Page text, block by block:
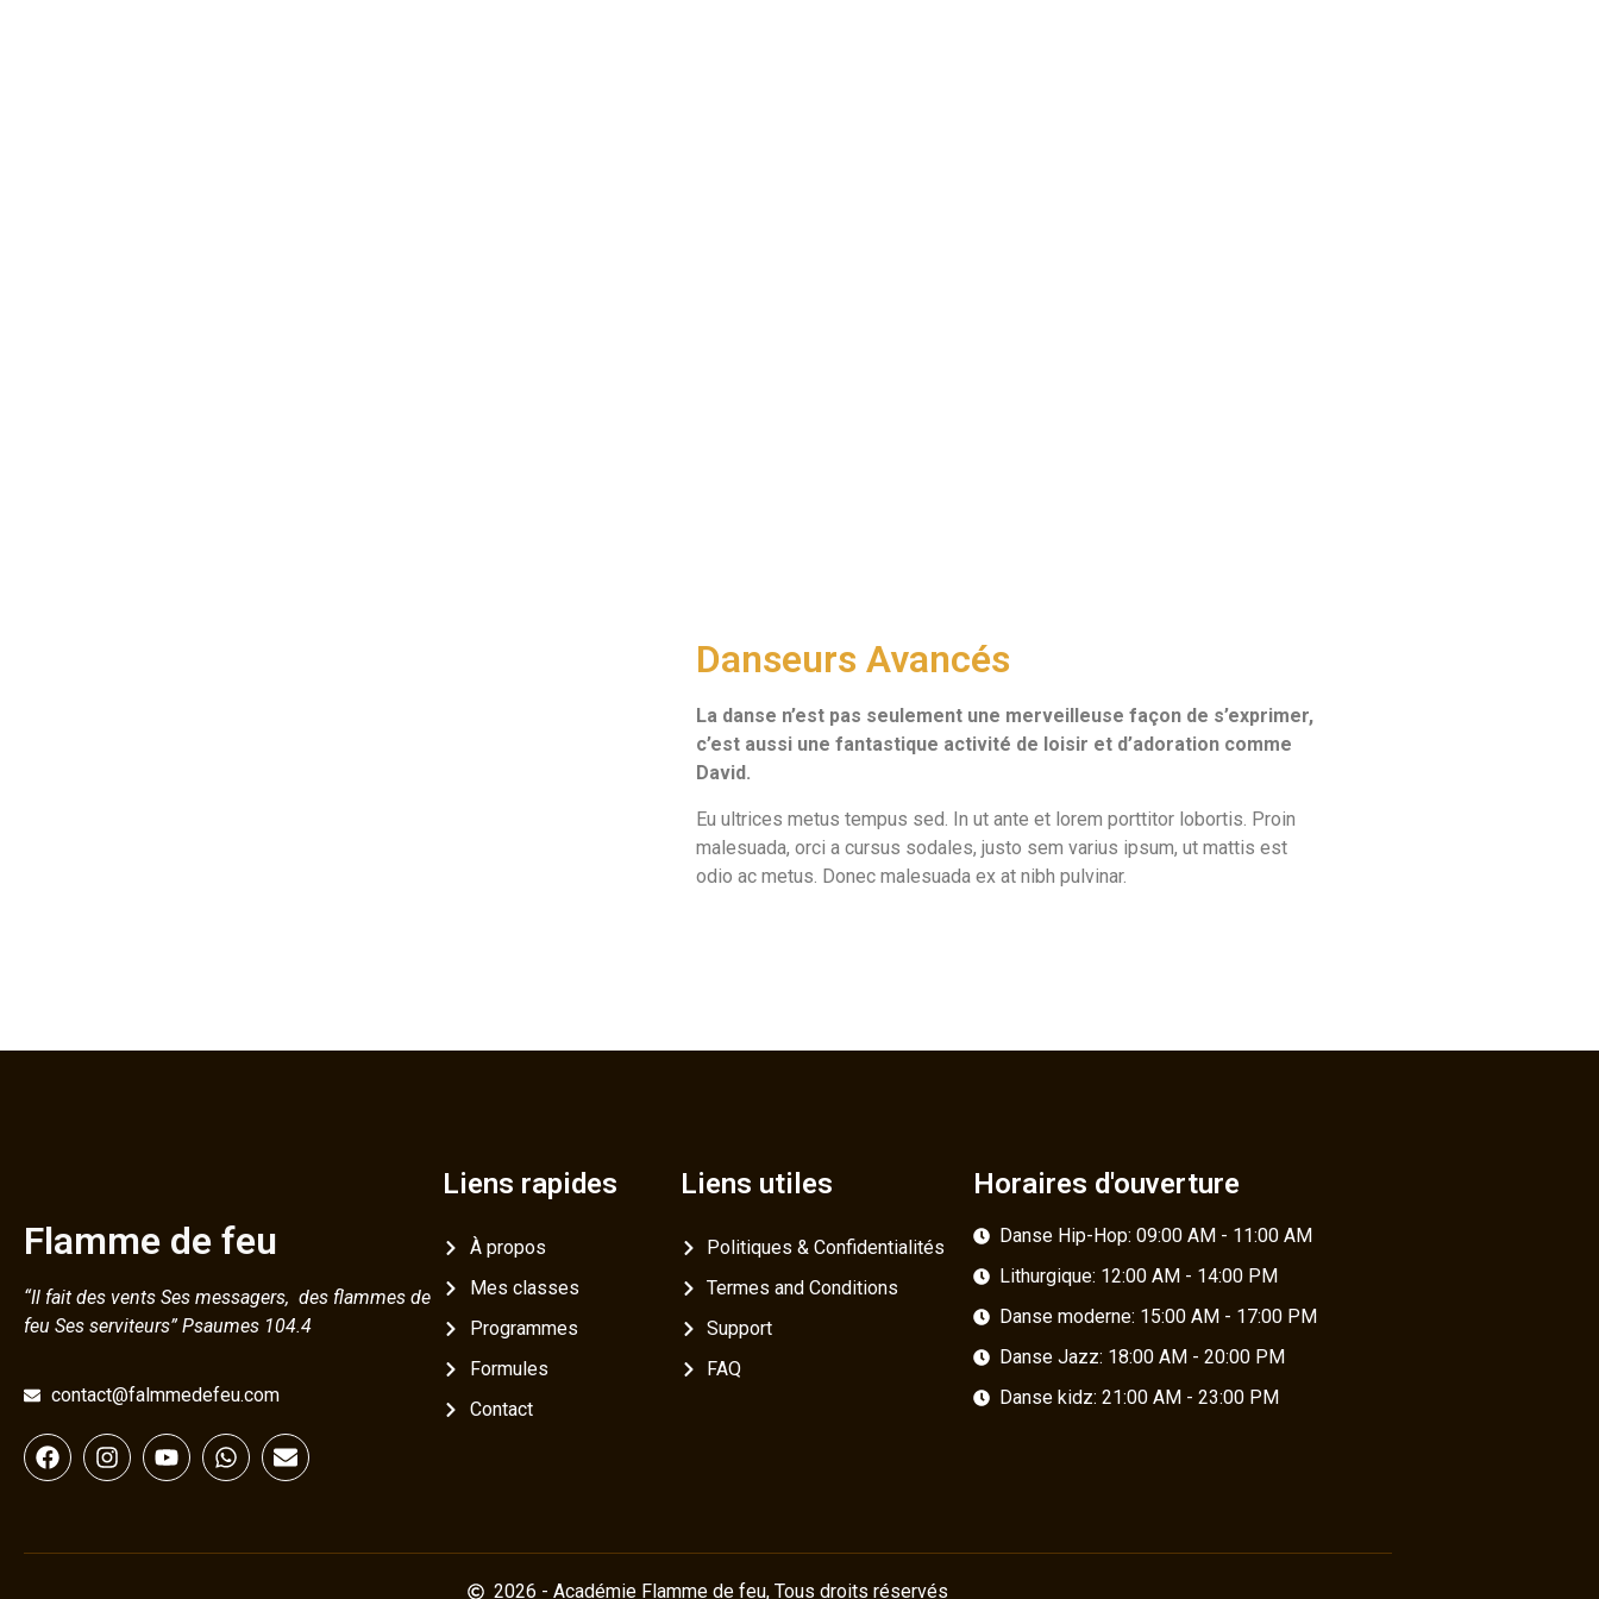
Danseurs Avancés
La danse n’est pas seulement une merveilleuse façon de s’exprimer,
c’est aussi une fantastique activité de loisir et d’adoration comme
David.
Eu ultrices metus tempus sed. In ut ante et lorem porttitor lobortis. Proin
malesuada, orci a cursus sodales, justo sem varius ipsum, ut mattis est
odio ac metus. Donec malesuada ex at nibh pulvinar.
Flamme de feu
“Il fait des vents Ses messagers, des flammes de
feu Ses serviteurs” Psaumes 104.4
contact@falmmedefeu.com
Liens rapides
À propos
Mes classes
Programmes
Formules
Contact
Liens utiles
Politiques & Confidentialités
Termes and Conditions
Support
FAQ
Horaires d'ouverture
Danse Hip-Hop: 09:00 AM - 11:00 AM
Lithurgique: 12:00 AM - 14:00 PM
Danse moderne: 15:00 AM - 17:00 PM
Danse Jazz: 18:00 AM - 20:00 PM
Danse kidz: 21:00 AM - 23:00 PM
2026 - Académie Flamme de feu, Tous droits réservés